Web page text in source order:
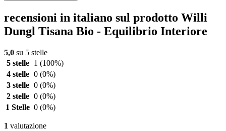
recensioni in italiano sul prodotto Willi
Dungl Tisana Bio - Equilibrio Interiore
5,0 su 5 stelle
5 stelle
1 (100%)
4 stelle 0 (0%)
3 stelle 0 (0%)
2 stelle 0 (0%)
1 Stelle 0 (0%)
1 valutazione